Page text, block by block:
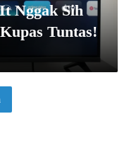
Nggak Sih
Tuntas!